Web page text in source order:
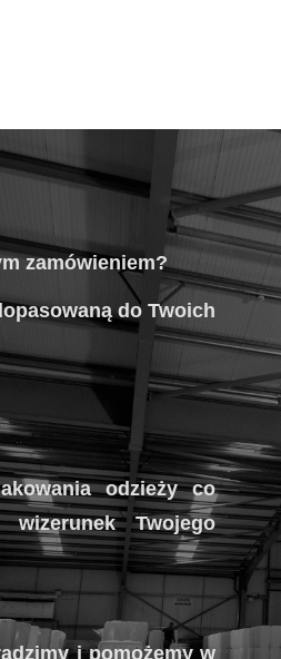
zamówieniem?
do Twoich
odzieży co
wizerunek Twojego
i pomożemy w